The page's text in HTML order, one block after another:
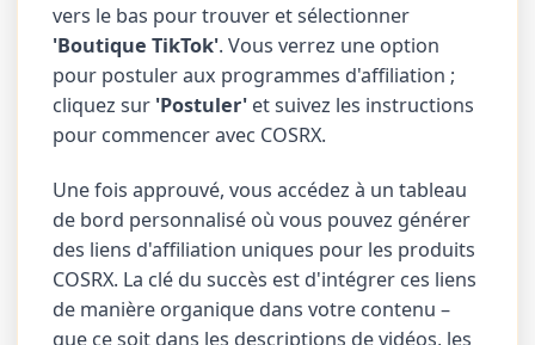
vers le bas pour trouver et sélectionner
'Boutique TikTok'. Vous verrez une option
pour postuler aux programmes d'affiliation ;
cliquez sur 'Postuler' et suivez les instructions
pour commencer avec COSRX.
Une fois approuvé, vous accédez à un tableau
de bord personnalisé où vous pouvez générer
des liens d'affiliation uniques pour les produits
COSRX. La clé du succès est d'intégrer ces liens
de manière organique dans votre contenu –
que ce soit dans les descriptions de vidéos, les